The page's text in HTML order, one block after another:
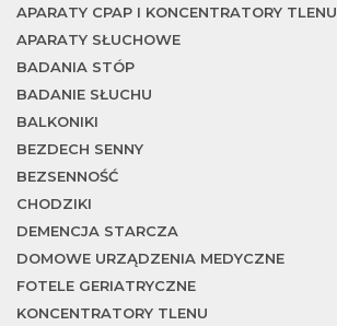
APARATY CPAP I KONCENTRATORY TLENU
APARATY SŁUCHOWE
BADANIA STÓP
BADANIE SŁUCHU
BALKONIKI
BEZDECH SENNY
BEZSENNOŚĆ
CHODZIKI
DEMENCJA STARCZA
DOMOWE URZĄDZENIA MEDYCZNE
FOTELE GERIATRYCZNE
KONCENTRATORY TLENU